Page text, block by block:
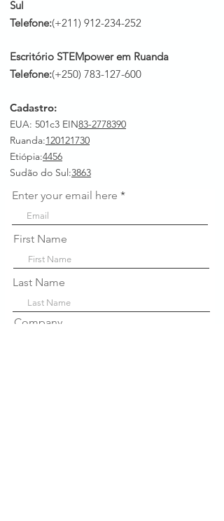
Sul
Telefone:(+211) 912-234-252
Escritório STEMpower em Ruanda
Telefone:(+250) 783-127-600
Cadastro:
EUA: 501c3 EIN83-2778390
Ruanda:120121730
Etiópia:4456
Sudão do Sul:3863
Enter your email here
First Name
Last Name
Company